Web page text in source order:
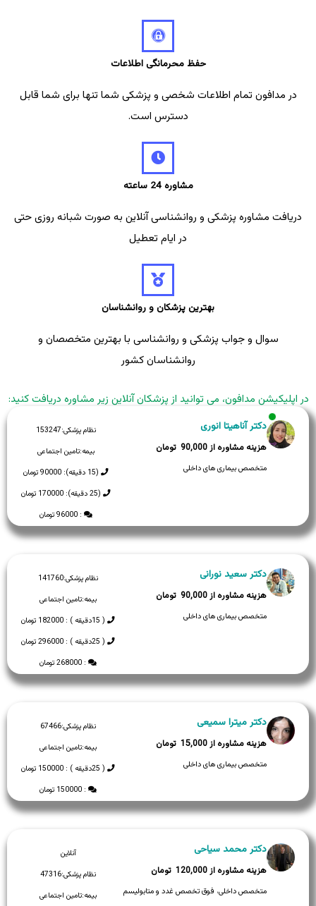
حفظ محرمانگی اطلاعات
در مدافون تمام اطلاعات شخصی و پزشکی شما تنها برای شما قابل
دسترس است.
مشاوره 24 ساعته
دریافت مشاوره پزشکی و روانشناسی آنلاین به صورت شبانه روزی حتی
در ایام تعطیل
بهترین پزشکان و روانشناسان
سوال و جواب پزشکی و روانشناسی با بهترین متخصصان و
روانشناسان کشور
در اپلیکیشن مدافون، می توانید از پزشکان آنلاین زیر مشاوره دریافت کنید:
نظام پزشکی:153247
بیمه:تامین اجتماعی
(15 دقیقه): 90000 تومان
(25 دقیقه): 170000 تومان
: 96000 تومان
دکتر آناهیتا انوری
90,000
متخصص بیماری های داخلی
نظام پزشکی:141760
بیمه:تامین اجتماعی
( 15دقیقه ) : 182000 تومان
( 25دقیقه ) : 296000 تومان
: 268000 تومان
دکتر سعید نورانی
90,000
متخصص بیماری های داخلی
نظام پزشکی:67466
بیمه:تامین اجتماعی
( 25دقیقه ) : 150000 تومان
: 150000 تومان
دکتر میترا سمیعی
15,000
متخصص بیماری های داخلی
آنلاین
نظام پزشکی:47316
بیمه:تامین اجتماعی
دکتر محمد سیاحی
120,000
متخصص داخلی، فوق تخصص غدد و متابولیسم